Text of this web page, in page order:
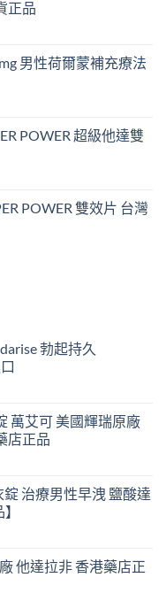
正品
男性荷爾蒙補充療法
POWER 超級他達雙
POWER 雙效片 台灣
勃起持久
萬艾可 美國輝瑞原廠
店正品
治療男性早洩 鹽酸達
他達拉非 香港藥店正